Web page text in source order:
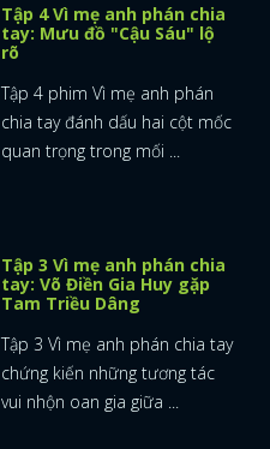
Tập 4 Vì mẹ anh phán chia
tay: Mưu đồ "Cậu Sáu" lộ
rõ
Tập 4 phim Vì mẹ anh phán
chia tay đánh dấu hai cột mốc
quan trọng trong mối ...
Tập 3 Vì mẹ anh phán chia
tay: Võ Điền Gia Huy gặp
Tam Triều Dâng
Tập 3 Vì mẹ anh phán chia tay
chứng kiến những tương tác
vui nhộn oan gia giữa ...